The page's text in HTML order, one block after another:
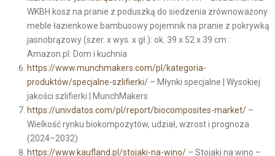
WKBH kosz na pranie z poduszką do siedzenia zrównoważony
meble łazienkowe bambusowy pojemnik na pranie z pokrywką
jasnobrązowy (szer. x wys. x gł.): ok. 39 x 52 x 39 cm :
Amazon.pl: Dom i kuchnia
https://www.munchmakers.com/pl/kategoria-
produktów/specjalne-szlifierki/– Młynki specjalne | Wysokiej
jakości szlifierki | MunchMakers
https://univdatos.com/pl/report/biocomposites-market/–
Wielkość rynku biokompozytów, udział, wzrost i prognoza
(2024–2032)
https://www.kaufland.pl/stojaki-na-wino/– Stojaki na wino –